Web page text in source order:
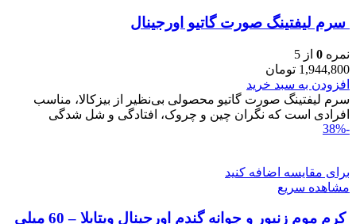
سرم ليفتينگ صورت گاتیو اورجینال
نمره 0 از 5
1,944,800 تومان
افزودن به سبد خرید
سرم ليفتينگ صورت گاتیو محصولی بی‌نظیر از بیزکالا، مناسب
افرادی است که نگران چین و چروک، افتادگی و شل‌ شدگی
-38%
برای مقایسه اضافه کنید
مشاهده سریع
کرم موم زنبور و جوانه گندم اورجینال ویتابلا – 60 میلی